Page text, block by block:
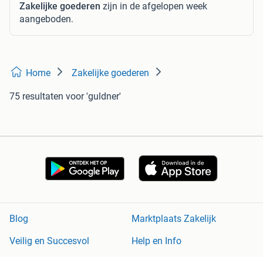
Zakelijke goederen zijn in de afgelopen week
aangeboden.
Home Zakelijke goederen
75 resultaten voor 'guldner'
Blog
Marktplaats Zakelijk
Veilig en Succesvol
Help en Info